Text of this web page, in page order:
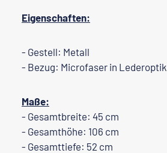
Eigenschaften:
- Gestell: Metall
- Bezug: Microfaser in Lederoptik
Maße:
- Gesamtbreite: 45 cm
- Gesamthöhe: 106 cm
- Gesamttiefe: 52 cm